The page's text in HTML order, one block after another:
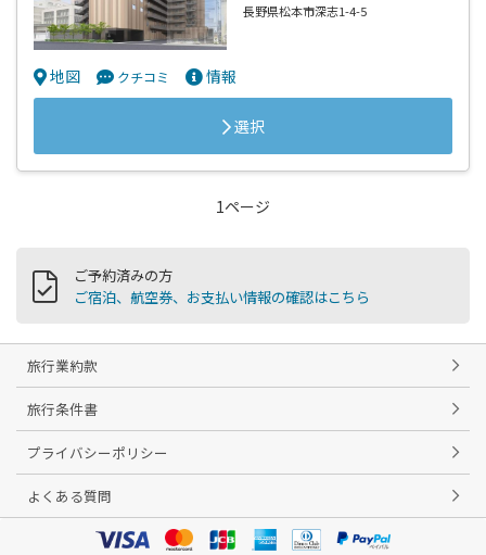
長野県松本市深志1-4-5
地図 クチコミ 情報
選択
1ページ
ご予約済みの方
ご宿泊、航空券、お支払い情報の確認はこちら
旅行業約款
旅行条件書
プライバシーポリシー
よくある質問